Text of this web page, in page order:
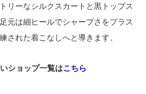
リーなシルクスカートと黒トップス
元は細ヒールでシャープさをプラス
された着こなしへと導きます。
いショップ一覧はこちら